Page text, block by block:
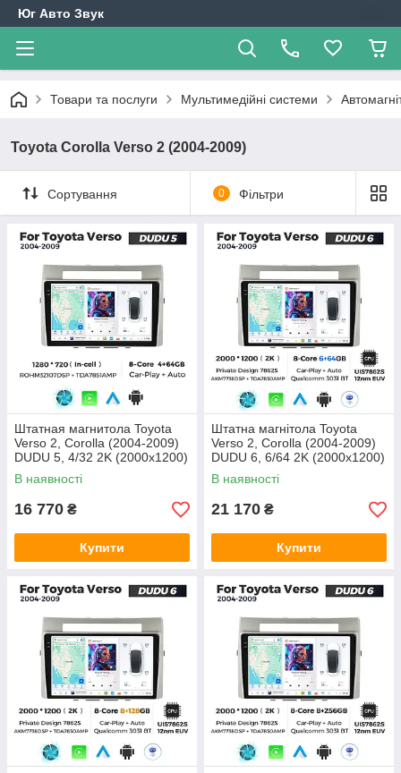
Юг Авто Звук
Товари та послуги Мультимедійні системи
Toyota Corolla Verso 2 (2004-2009)
Сортування 0 Фільтри
Штатная магнитола Toyota
Verso 2, Corolla (2004-2009)
DUDU 5, 4/32 2K (2000x1200)
QLED, GPS + 4G + CarPlay
В наявності
16 770 ₴
Купити
Штатна магнітола Toyota
Verso 2, Corolla (2004-2009)
DUDU 6, 6/64 2K (2000x1200)
QLED, GPS + 4G + CarPlay
В наявності
21 170 ₴
Купити